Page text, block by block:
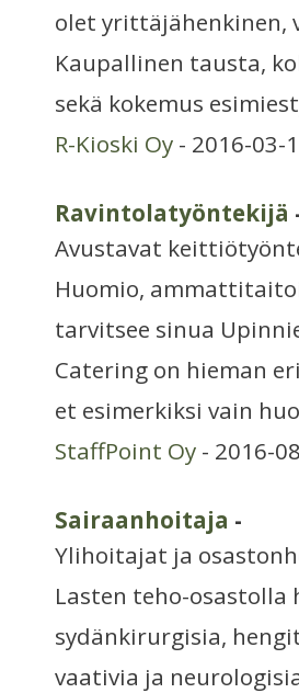
olet yrittäjähenkinen,
Kaupallinen tausta,
sekä kokemus
R-Kioski Oy - 2016-03-
Ravintolatyöntekijä
Avustavat
Huomio,
tarvitsee sinua
Catering on hieman
et esimerkiksi vain
StaffPoint Oy - 2016-
Sairaanhoitaja -
Ylihoitajat ja
Lasten teho-osastolla
sydänkirurgisia,
vaativia ja